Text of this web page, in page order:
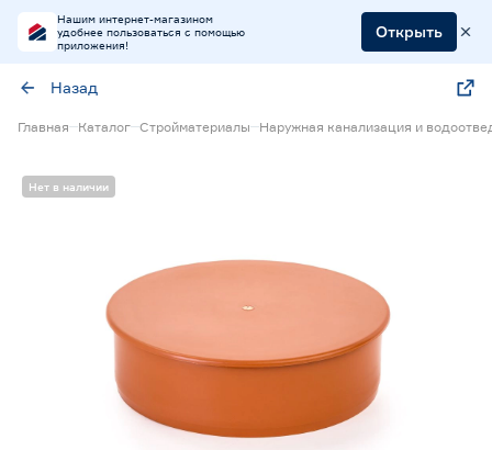
Нашим интернет-магазином
удобнее пользоваться с помощью
приложения!
Открыть
Назад
Главная Каталог Стройматериалы Наружная канализация и
Нет в наличии